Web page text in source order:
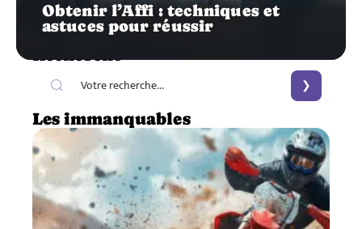
Obtenir l’Affi : techniques et
astuces pour réussir
Recherche
Les immanquables